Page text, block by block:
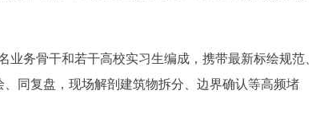
业务骨干和若干高校实习生编成，携带最新标绘规范、
同复盘，现场解剖建筑物拆分、边界确认等高频堵